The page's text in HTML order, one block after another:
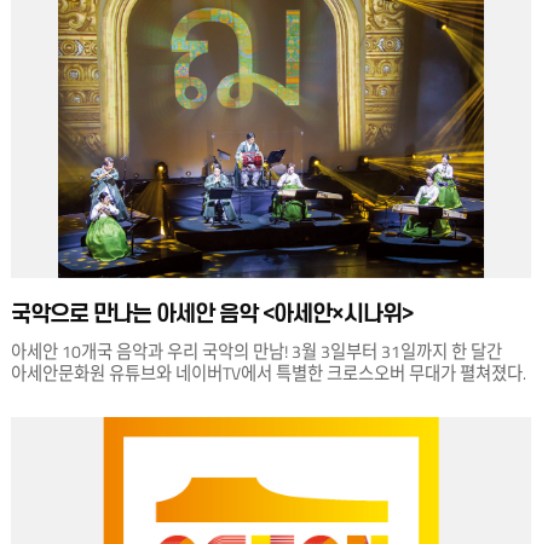
더불어 GV와 특별 토크 프로그램을 진행해 영화에 대해 깊이 알아갈 수 있는
시간을 마련했다. 오프라인은 물론 온라인 플랫폼 네이버TV 채널을 함께
운영했다. 영화 외에도 풍성한 볼거리를 제공해 눈길을 모았다. 아세안
각국의 대사관에서 보낸 축사, 선정작 감독들이 현지에서 보내온 인사 영상,
그리고 아세안 각계각층의 인사가 참여한 다양한 토크 프로그램을 통해
멀리서 함께하지 못하는 아쉬움을 달랬다. 이번 ‘제2회 아세안 영화주간-온:
택트’가 영화를 매개로 아세안 문화에 대한 새로운 시각을 보여준 좋은
기회가 되었기를 바란다.
국악으로 만나는 아세안 음악 <아세안×시나위>
아세안 10개국 음악과 우리 국악의 만남! 3월 3일부터 31일까지 한 달간
아세안문화원 유튜브와 네이버TV에서 특별한 크로스오버 무대가 펼쳐졌다.
경기시나위오케스트라가 연주하고 장태평, 조승현, 박한규, 김창환, 박경훈
등 국악계에서 주목받는 작곡가들이 편곡에 참여했다. 브루나이 ‘라닷’,
‘루팡 티누부안(조국)’, 태국 ‘밧 송(박쥐 노래)’ 등 국경을 넘어 누구나 공감할
수 있는 삶과 사랑에 관한 다양한 이야기를 담은 음악은 듣는 이에게 독특한
정취를 선사하며 코로나19 팬데믹 시대에 위로와 희망의 메시지를 전했다.